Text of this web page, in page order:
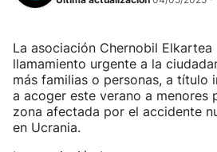
La asociación Chernobil Elkartea
llamamiento urgente a la
más familias o personas, a título
a acoger este verano a menores
zona afectada por el accidente
en Ucrania.